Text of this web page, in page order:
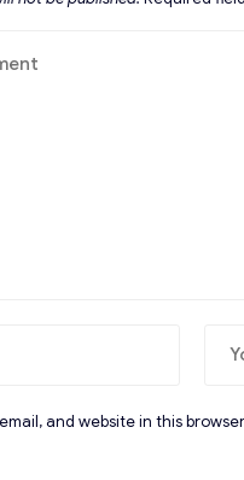
and website in this